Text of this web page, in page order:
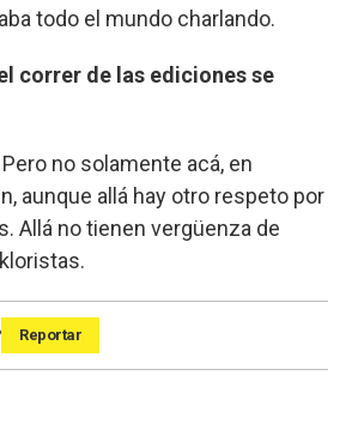
todo el mundo charlando.
correr de las ediciones se
no solamente acá, en
aunque allá hay otro respeto por
Allá no tienen vergüenza de
Reportar